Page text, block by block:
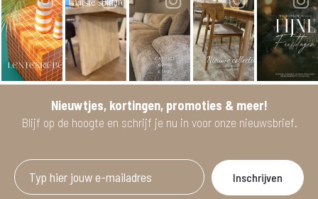
Nieuwtjes, kortingen, promoties & meer!
Blijf op de hoogte en schrijf je nu in voor onze nieuwsbrief.